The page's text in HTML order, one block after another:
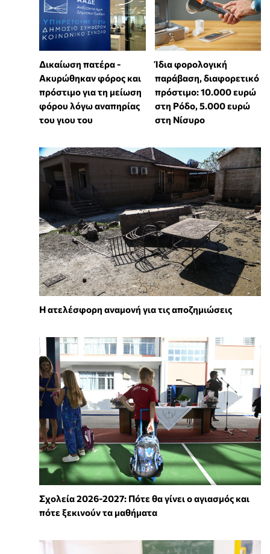
Δικαίωση πατέρα -
Ακυρώθηκαν φόρος και
πρόστιμο για τη μείωση
φόρου λόγω αναπηρίας
του γιου του
Ίδια φορολογική
παράβαση, διαφορετικό
πρόστιμο: 10.000 ευρώ
στη Ρόδο, 5.000 ευρώ
στη Νίσυρο
Η ατελέσφορη αναμονή για τις αποζημιώσεις
Σχολεία 2026-2027: Πότε θα γίνει ο αγιασμός και
πότε ξεκινούν τα μαθήματα